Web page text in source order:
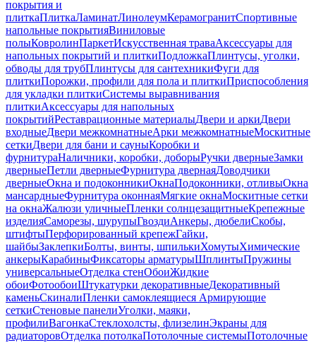
покрытия и
плиткаПлиткаЛаминатЛинолеумКерамогранитСпортивные
напольные покрытияВиниловые
полыКовролинПаркетИскусственная траваАксессуары для
напольных покрытий и плиткиПодложкаПлинтусы, уголки,
обводы для трубПлинтусы для сантехникиФуги для
плиткиПорожки, профили для пола и плиткиПриспособления
для укладки плиткиСистемы выравнивания
плиткиАксессуары для напольных
покрытийРеставрационные материалыДвери и аркиДвери
входныеДвери межкомнатныеАрки межкомнатныеМоскитные
сеткиДвери для бани и сауныКоробки и
фурнитураНаличники, коробки, доборыРучки дверныеЗамки
дверныеПетли дверныеФурнитура двернаяДоводчики
дверныеОкна и подоконникиОкнаПодоконники, отливыОкна
мансардныеФурнитура оконнаяМягкие окнаМоскитные сетки
на окнаЖалюзи уличныеПленки солнцезащитныеКрепежные
изделияСаморезы, шурупыГвоздиАнкеры, дюбелиСкобы,
штифтыПерфорированный крепежГайки,
шайбыЗаклепкиБолты, винты, шпилькиХомутыХимические
анкерыКарабиныФиксаторы арматурыШплинтыПружины
универсальныеОтделка стенОбоиЖидкие
обоиФотообоиШтукатурки декоративныеДекоративный
каменьСкиналиПленки самоклеящиеся Армирующие
сеткиСтеновые панелиУголки, маяки,
профилиВагонкаСтеклохолсты, флизелинЭкраны для
радиаторовОтделка потолкаПотолочные системыПотолочные